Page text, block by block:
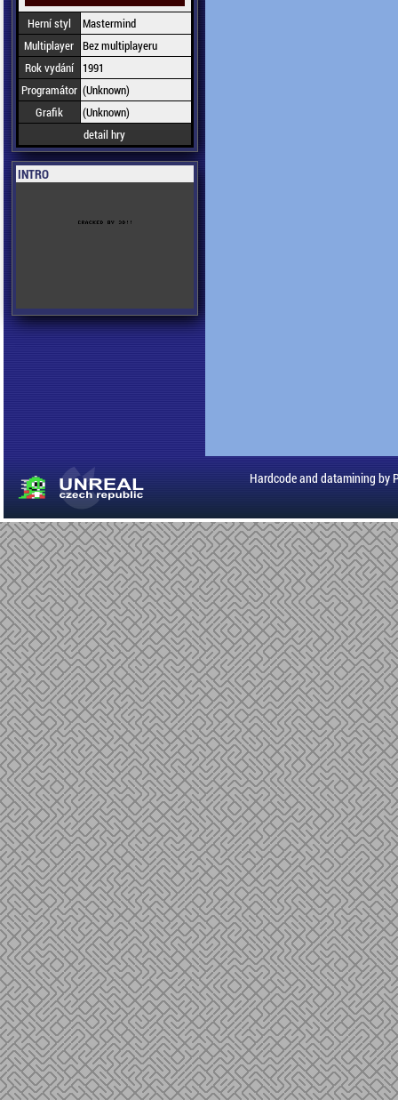
Herní styl
Mastermind
Multiplayer Bez multiplayeru
Rok vydání
1991
Programátor (Unknown)
Grafik
(Unknown)
detail hry
INTRO
Hardcode and datamining by